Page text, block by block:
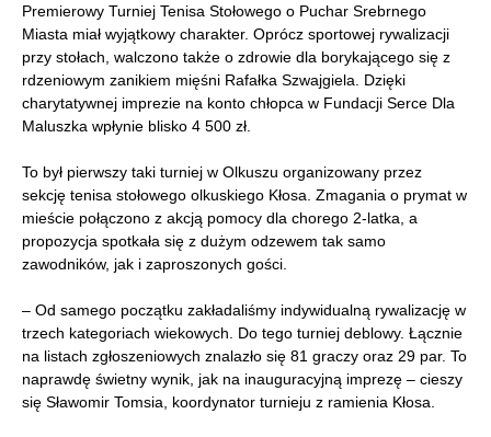
Premierowy Turniej Tenisa Stołowego o Puchar Srebrnego
Miasta miał wyjątkowy charakter. Oprócz sportowej rywalizacji
przy stołach, walczono także o zdrowie dla borykającego się z
rdzeniowym zanikiem mięśni Rafałka Szwajgiela. Dzięki
charytatywnej imprezie na konto chłopca w Fundacji Serce Dla
Maluszka wpłynie blisko 4 500 zł.
To był pierwszy taki turniej w Olkuszu organizowany przez
sekcję tenisa stołowego olkuskiego Kłosa. Zmagania o prymat w
mieście połączono z akcją pomocy dla chorego 2-latka, a
propozycja spotkała się z dużym odzewem tak samo
zawodników, jak i zaproszonych gości.
– Od samego początku zakładaliśmy indywidualną rywalizację w
trzech kategoriach wiekowych. Do tego turniej deblowy. Łącznie
na listach zgłoszeniowych znalazło się 81 graczy oraz 29 par. To
naprawdę świetny wynik, jak na inauguracyjną imprezę – cieszy
się Sławomir Tomsia, koordynator turnieju z ramienia Kłosa.